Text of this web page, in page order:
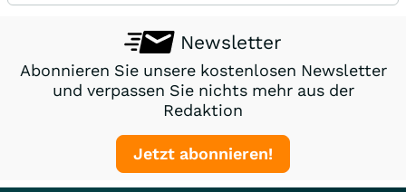
Newsletter
Abonnieren Sie unsere kostenlosen Newsletter
und verpassen Sie nichts mehr aus der
Redaktion
Jetzt abonnieren!